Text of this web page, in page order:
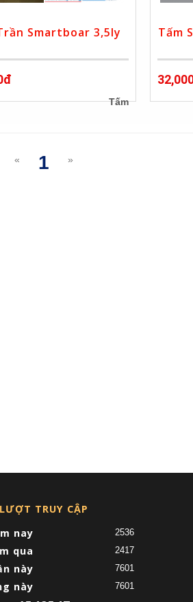
Smartboar 3,5ly
Tấm
Tấm
«
1
»
LƯỢT TRUY CẬP
nay
2536
qua 2417
này 7601
này 7601